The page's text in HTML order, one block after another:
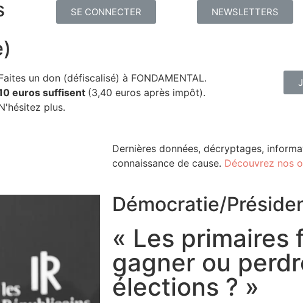
SE CONNECTER NEWSLETTERS
un don (défiscalisé) à FONDAMENTAL.
euros suffisent (3,40 euros après impôt).
plus.
Dernières données, décryptages,
connaissance de cause. Découvrez nos
Démocratie/
« Les primaires
gagner ou
élections ? »